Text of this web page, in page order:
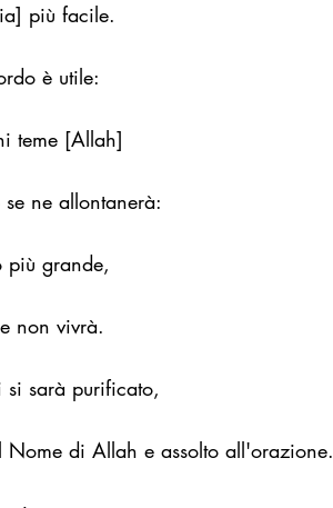
più facile.
è utile:
teme [Allah]
ne allontanerà:
più grande,
non vivrà.
si sarà purificato,
di Allah e assolto all'orazione.